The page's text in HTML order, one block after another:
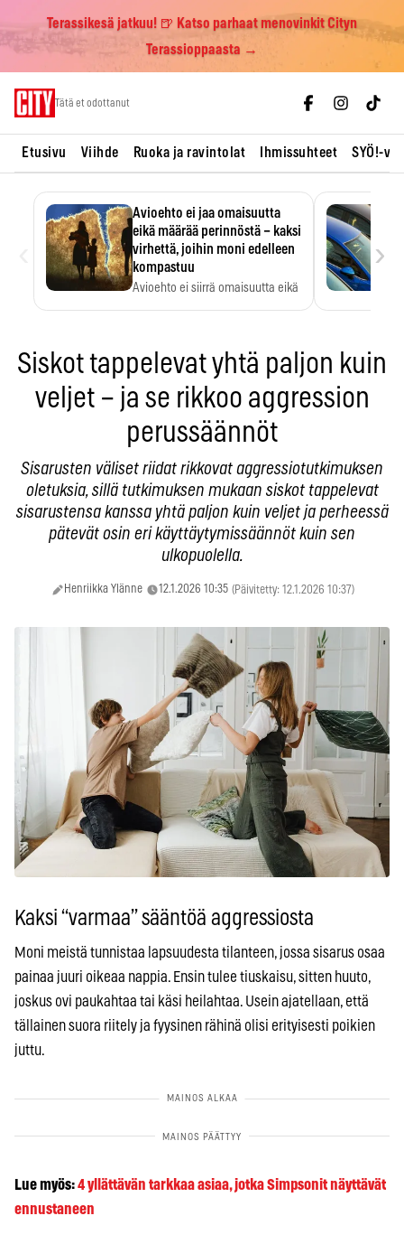
Terassikesä jatkuu! 🍺 Katso parhaat menovinkit Cityn
Terassioppaasta →
Tätä et odottanut
Etusivu Viihde Ruoka ja ravintolat Ihmissuhteet SYÖ!-
Avioehto ei jaa omaisuutta
eikä määrää perinnöstä – kaksi
virhettä, joihin moni edelleen
kompastuu
Avioehto ei siirrä omaisuutta eikä
›
Siskot tappelevat yhtä paljon kuin
veljet – ja se rikkoo aggression
perussäännöt
Sisarusten väliset riidat rikkovat aggressiotutkimuksen
oletuksia, sillä tutkimuksen mukaan siskot tappelevat
sisarustensa kanssa yhtä paljon kuin veljet ja perheessä
pätevät osin eri käyttäytymissäännöt kuin sen
ulkopuolella.
Henriikka Ylänne 12.1.2026 10:35 (Päivitetty: 12.1.2026 10:37)
Kaksi “varmaa” sääntöä aggressiosta
Moni meistä tunnistaa lapsuudesta tilanteen, jossa sisarus osaa
painaa juuri oikeaa nappia. Ensin tulee tiuskaisu, sitten huuto,
joskus ovi paukahtaa tai käsi heilahtaa. Usein ajatellaan, että
tällainen suora riitely ja fyysinen rähinä olisi erityisesti poikien
juttu.
Lue myös:4 yllättävän tarkkaa asiaa, jotka Simpsonit näyttävät
ennustaneen